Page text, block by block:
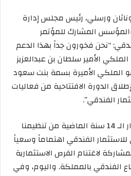
ورسلي، رئيس مجلس إدارة
المشارك للمؤتمر
“نحن فخورون جداً بهذا الدعم
الأمير سلطان بن عبدالعزيز
الملكي الأميرة بسمة بنت سعود
الدورة الافتتاحية من فعاليات
الفندقي”.
وأضاف: “شهدنا على مدار الـ 14 سنة الماضية من تنظيمنا
للاستثمار الفندقي اهتماماً وسعياً
لاغتنام الفرص الاستثمارية
الفندقي بالمملكة. واليوم، وفي